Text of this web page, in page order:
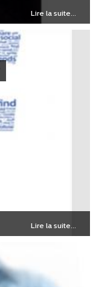
Lire la suite...
Lire la suite...